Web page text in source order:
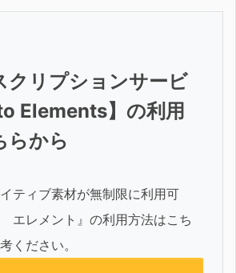
クリプションサービ
Elements】の利用
らから
ティブ素材が無制限に利用可
エレメント』の利用方法はこち
ください。